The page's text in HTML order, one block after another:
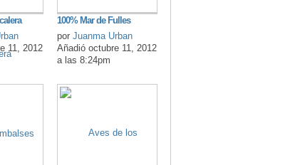
11, 2012
100% Mar de Fulles
porJuanma Urban
Añadió octubre 11, 2012
a las 8:24pm